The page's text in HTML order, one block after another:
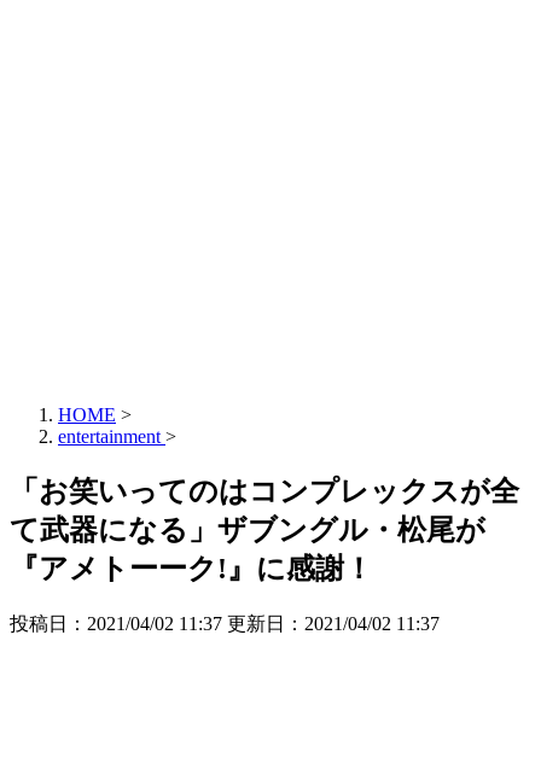
HOME >
entertainment >
「お笑いってのはコンプレックスが全
て武器になる」ザブングル・松尾が
『アメトーーク!』に感謝！
投稿日：2021/04/02 11:37 更新日： 2021/04/02 11:37